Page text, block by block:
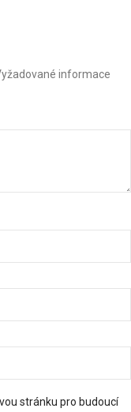
informace
stránku pro budoucí